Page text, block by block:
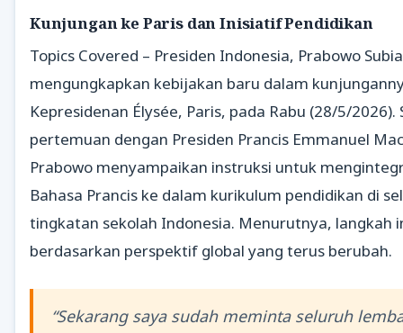
Kunjungan ke Paris dan Inisiatif Pendidikan
Topics Covered – Presiden Indonesia, Prabowo
mengungkapkan kebijakan baru dalam
Kepresidenan Élysée, Paris, pada Rabu (28/5/2026).
pertemuan dengan Presiden Prancis Emmanuel
Prabowo menyampaikan instruksi untuk
Bahasa Prancis ke dalam kurikulum pendidikan di
tingkatan sekolah Indonesia. Menurutnya, langkah
berdasarkan perspektif global yang terus berubah.
“Sekarang saya sudah meminta seluruh